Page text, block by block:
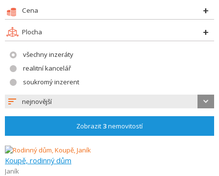
Cena
Plocha
všechny inzeráty
realitní kancelář
soukromý inzerent
nejnovější
Zobrazit 3nemovitostí
Koupě, rodinný dům
Janík